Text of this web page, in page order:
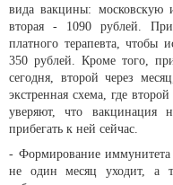
вида вакцины: московскую
вторая - 1090 рублей.
платного терапевта, чтобы
350 рублей. Кроме того,
сегодня, второй через
экстренная схема, где
уверяют, что
прибегать к ней сейчас.
- Формирование иммунитета
не один месяц уходит, а